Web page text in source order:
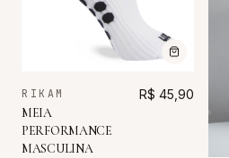
RIKAM
MEIA
PERFORMANCE
MASCULINA
R$ 45,90